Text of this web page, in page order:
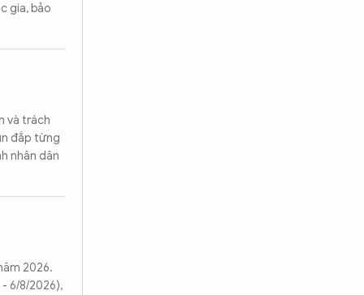
gia, bảo
và trách
đắp từng
nhân dân
2026.
6/8/2026),